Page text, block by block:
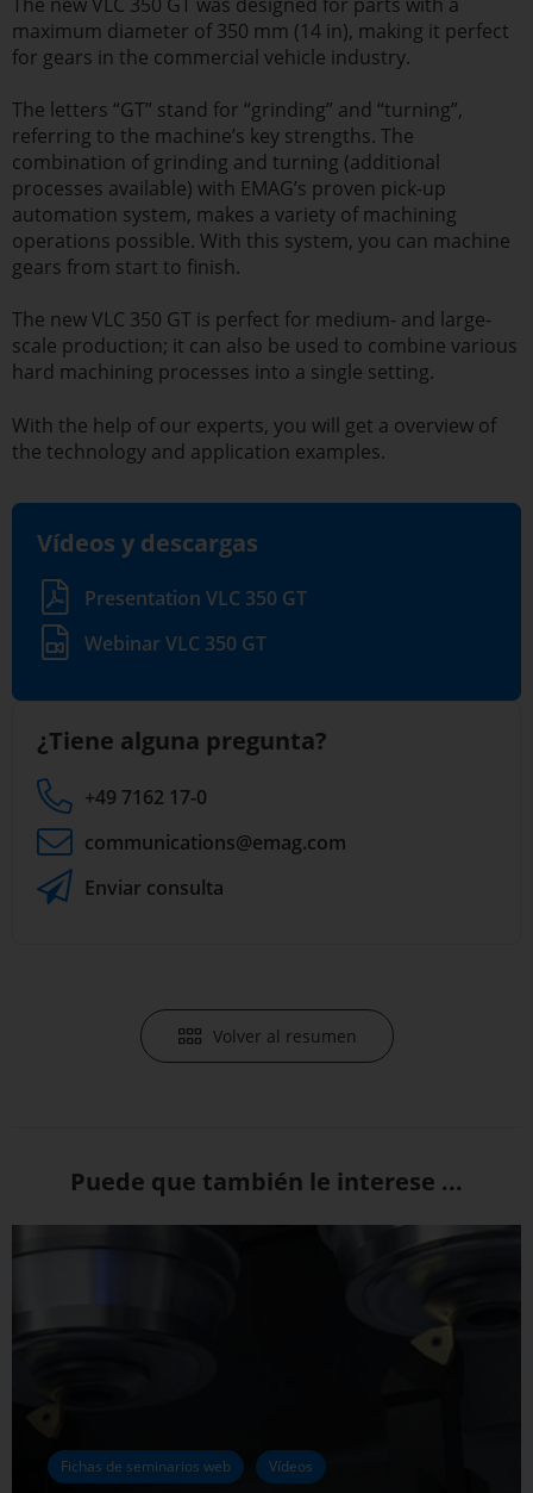
maximum diameter of 350 mm (14 in), making it perfect
for gears in the commercial vehicle industry.
The letters “GT” stand for “grinding” and “turning”,
referring to the machine’s key strengths. The
combination of grinding and turning (additional
processes available) with EMAG’s proven pick-up
automation system, makes a variety of machining
operations possible. With this system, you can machine
gears from start to finish.
The new VLC 350 GT is perfect for medium- and large-
scale production; it can also be used to combine various
hard machining processes into a single setting.
With the help of our experts, you will get a overview of
the technology and application examples.
Vídeos y descargas
Presentation VLC 350 GT
Webinar VLC 350 GT
¿Tiene alguna pregunta?
+49 7162 17-0
communications@emag.com
Enviar consulta
Volver al resumen
Puede que también le interese ...
Fichas de seminarios web Vídeos